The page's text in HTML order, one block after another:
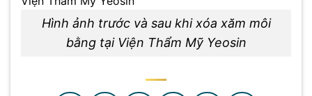
Hình ảnh trước và sau khi xóa xăm môi
bằng tại Viện Thẩm Mỹ Yeosin